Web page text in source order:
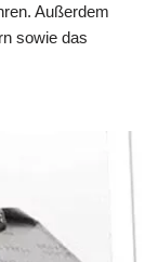
Außerdem
sowie das